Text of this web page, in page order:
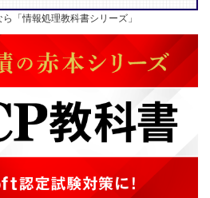
「情報処理教科書シリーズ」